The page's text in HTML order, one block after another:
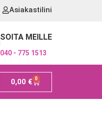
Asiakastilini
SOITA MEILLE
040 - 775 1513
0,00 € 0